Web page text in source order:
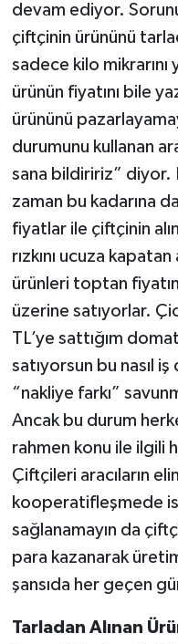
devam ediyor.
çiftçinin ürününü
sadece kilo mikrarını
ürünün fiyatını bile
ürününü
durumunu kullanan
sana bildiririz” diyor.
zaman bu kadarına
fiyatlar ile çiftçinin
rızkını ucuza kapatan
ürünleri toptan
üzerine satıyorlar.
TL’ye sattığım
satıyorsun bu nasıl
“nakliye farkı”
Ancak bu durum
rahmen konu ile ilgili
Çiftçileri aracıların
kooperatifleşmede
sağlanamayın da
para kazanarak
şansıda her geçen
Tarladan Alınan